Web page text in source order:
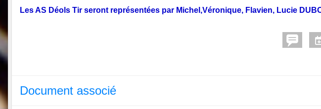
Les AS Déols Tir seront représentées par Michel,Véronique, Flavien, Lucie
Document associé